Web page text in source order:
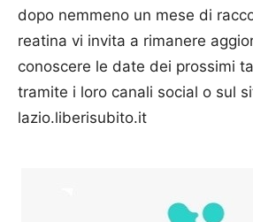
dopo nemmeno un mese di
reatina vi invita a rimanere
conoscere le date dei prossimi
tramite i loro canali social o sul
lazio.liberisubito.it